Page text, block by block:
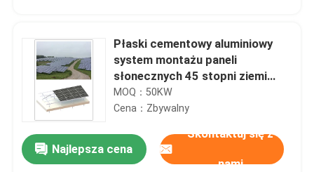
Płaski cementowy aluminiowy
system montażu paneli
słonecznych 45 stopni ziemi
MGAS-II
MOQ：50KW
Cena：Zbywalny
Najlepsza cena
Skontaktuj się z
nami